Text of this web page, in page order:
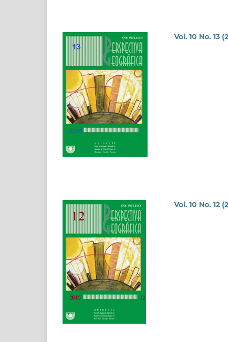
Vol. 10 No. 13
Vol. 10 No. 12